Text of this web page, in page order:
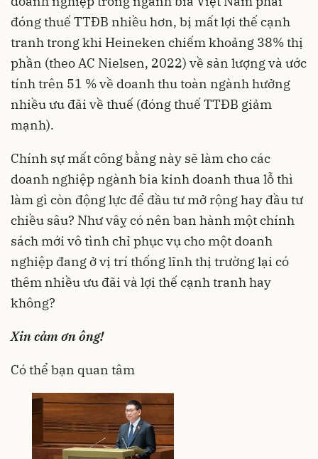
đóng thuế TTĐB nhiều hơn, bị mất lợi thế cạnh
tranh trong khi Heineken chiếm khoảng 38% thị
phần (theo AC Nielsen, 2022) về sản lượng và ước
tính trên 51 % về doanh thu toàn ngành hưởng
nhiều ưu đãi về thuế (đóng thuế TTĐB giảm
mạnh).
Chính sự mất công bằng này sẽ làm cho các
doanh nghiệp ngành bia kinh doanh thua lỗ thì
làm gì còn động lực để đầu tư mở rộng hay đầu tư
chiều sâu? Như vâỵ có nên ban hành một chính
sách mới vô tình chỉ phục vụ cho một doanh
nghiệp đang ở vị trí thống lĩnh thị trường lại có
thêm nhiều ưu đãi và lợi thế cạnh tranh hay
không?
Xin cảm ơn ông!
Có thể bạn quan tâm